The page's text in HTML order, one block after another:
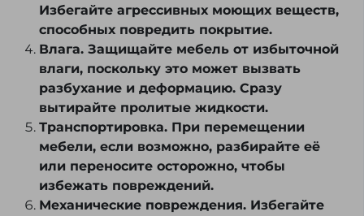
Избегайте агрессивных моющих веществ,
способных повредить покрытие.
Влага. Защищайте мебель от избыточной
влаги, поскольку это может вызвать
разбухание и деформацию. Сразу
вытирайте пролитые жидкости.
Транспортировка. При перемещении
мебели, если возможно, разбирайте её
или переносите осторожно, чтобы
избежать повреждений.
Механические повреждения. Избегайте